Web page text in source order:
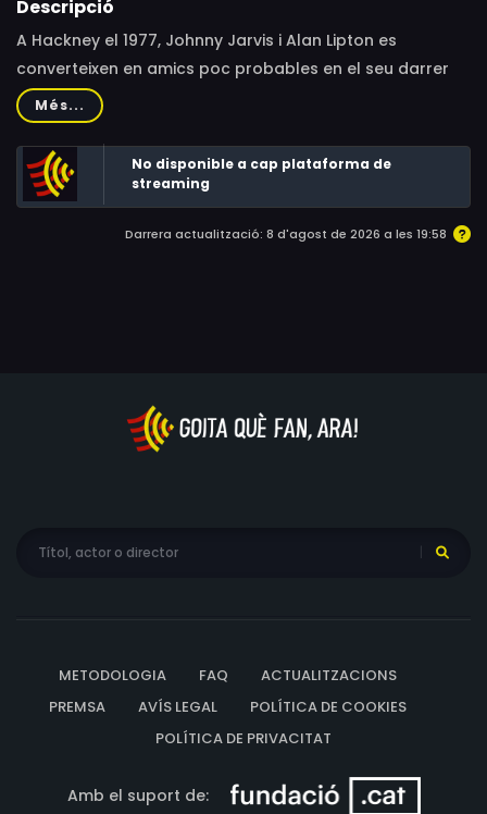
Descripció
A Hackney el 1977, Johnny Jarvis i Alan Lipton es
converteixen en amics poc probables en el seu darrer
any a l'escola: Jarvis és el pallasso de la classe, un noi
popular amb talent per a la soldadura, mentre que
Lipton és un somiador de llibres que passa el seu temps
fabricant gestes impressionants, reflexionant. Quan
surten de l'escola i s'embarquen amb ansietat en un
futur incert, pot sobreviure la seva amistat?
Més...
No disponible a cap plataforma de
streaming
Darrera actualització: 8 d'agost de 2026 a les 19:58
METODOLOGIA FAQ
ACTUALITZACIONS
PREMSA
AVÍS LEGAL
POLÍTICA DE COOKIES
POLÍTICA DE PRIVACITAT
Amb el suport de: